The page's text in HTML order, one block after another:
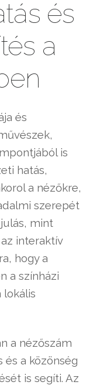
és
a
és
is
hatás,
a nézőkre,
szerepét
mint
interaktív
hogy a
a színházi
lokális
a nézőszám
és a közönség
is segíti. Az